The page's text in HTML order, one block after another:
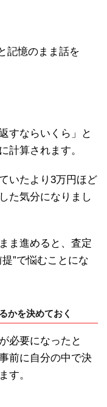
記憶のまま話を
すならいくら」と
計算されます。
いたより3万円ほど
た気分になりまし
ま進めると、査定
”で悩むことにな
かを決めておく
必要になったと
前に自分の中で決
す。